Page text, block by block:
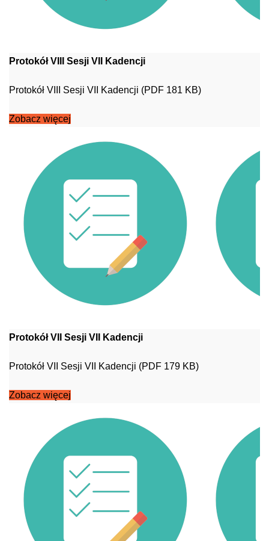
Protokół VIII Sesji VII Kadencji
Protokół VIII Sesji VII Kadencji (PDF 181 KB)
Zobacz więcej
Protokół VII Sesji VII Kadencji
Protokół VII Sesji VII Kadencji (PDF 179 KB)
Zobacz więcej